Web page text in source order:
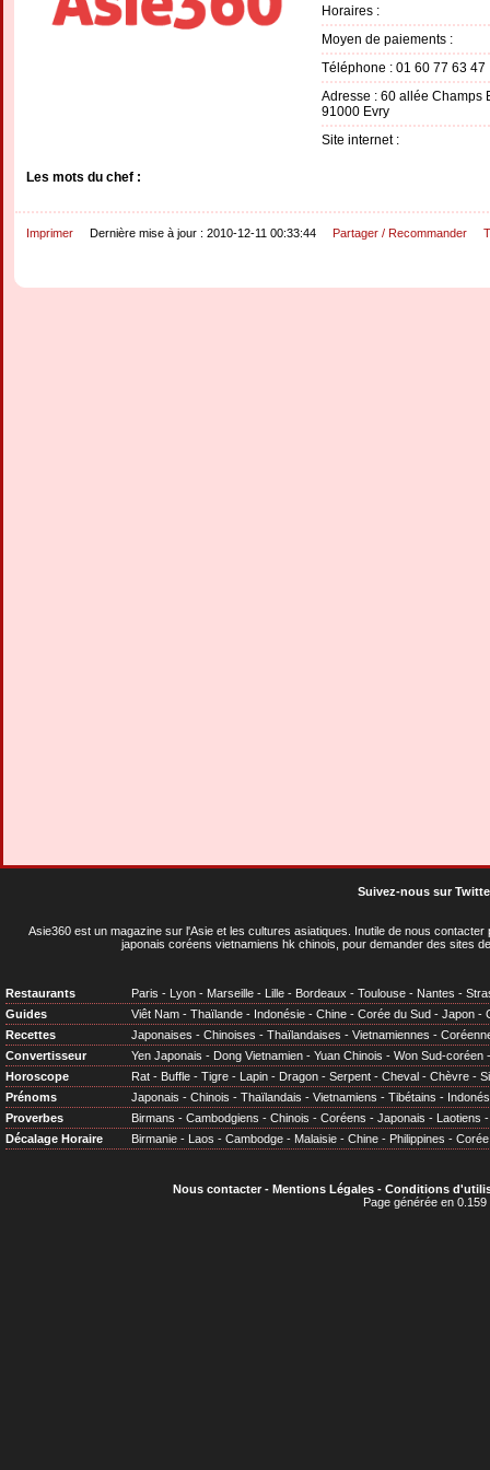
Horaires :
Moyen de paiements :
Téléphone : 01 60 77 63 47
Adresse : 60 allée Champs
91000 Evry
Site internet :
Les mots du chef :
Imprimer Dernière mise à jour : 2010-12-11 00:33:44 Partager / Recommander
Suivez-nous sur
Asie360 est un magazine sur l'Asie et les cultures asiatiques . Inutile de nous
japonais coréens vietnamiens hk chinois, pour demander des sites
Restaurants Paris - Lyon - Marseille - Lille - Bordeaux - Toulouse - Nantes -
Guides
Viêt Nam - Thaïlande - Indonésie - Chine - Corée du Sud - Japon -
Recettes
Japonaises - Chinoises - Thaïlandaises - Vietnamiennes -
Convertisseur
Yen Japonais - Dong Vietnamien - Yuan Chinois - Won Sud-coréen
Horoscope
Rat - Buffle - Tigre - Lapin - Dragon - Serpent - Cheval - Chèvre -
Prénoms
Japonais - Chinois - Thaïlandais - Vietnamiens - Tibétains -
Proverbes
Birmans - Cambodgiens - Chinois - Coréens - Japonais - Laotiens
Décalage Horaire
Birmanie - Laos - Cambodge - Malaisie - Chine - Philippines - Corée
Nous contacter- Mentions Légales- Conditions
Page générée en